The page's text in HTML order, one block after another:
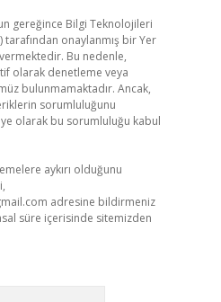
gereğince Bilgi Teknolojileri
tarafından onaylanmış bir Yer
Bu nedenle,
olarak denetleme veya
bulunmamaktadır. Ancak,
sorumluluğunu
olarak bu sorumluluğu kabul
aykırı olduğunu
adresine bildirmeniz
süre içerisinde sitemizden